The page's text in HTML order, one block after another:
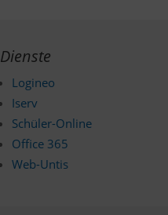
Dienste
Logineo
Iserv
Schüler-Online
Office 365
Web-Untis